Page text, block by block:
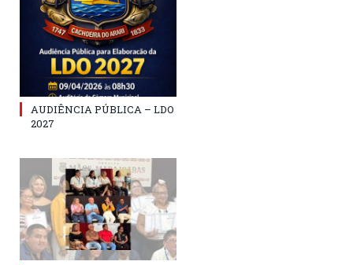
AUDIÊNCIA PÚBLICA – LDO
2027